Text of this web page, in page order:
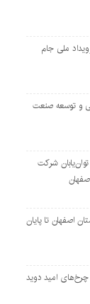
ملی جام
و توسعه صنعت
توان‌یابان شرکت
اصفهان تا پایان
چرخ‌های امید دوید